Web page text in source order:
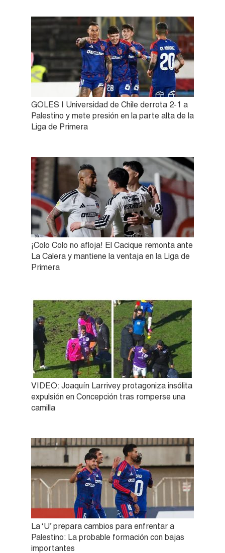
GOLES | Universidad de Chile derrota 2-1 a
Palestino y mete presión en la parte alta de la
Liga de Primera
¡Colo Colo no afloja! El Cacique remonta ante
La Calera y mantiene la ventaja en la Liga de
Primera
VIDEO: Joaquín Larrivey protagoniza insólita
expulsión en Concepción tras romperse una
camilla
La ‘U’ prepara cambios para enfrentar a
Palestino: La probable formación con bajas
importantes